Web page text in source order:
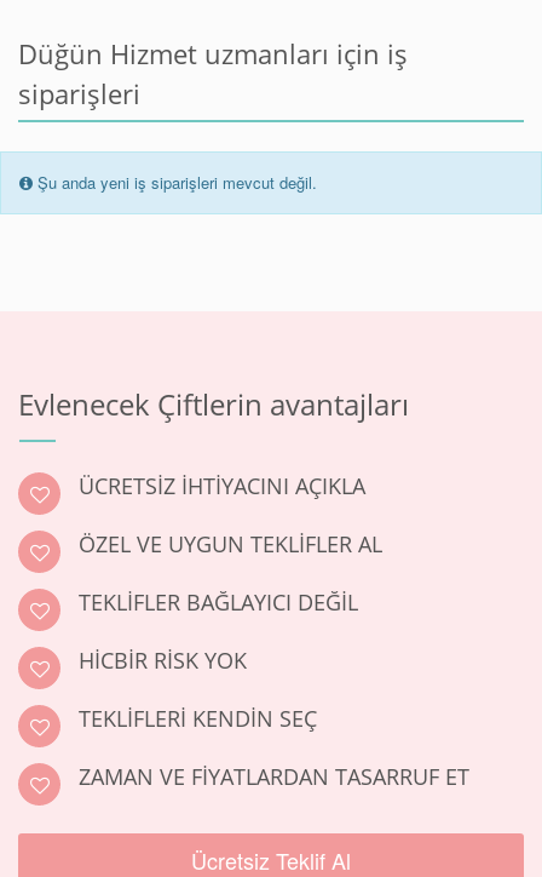
Düğün Hizmet uzmanları için iş
siparişleri
Şu anda yeni iş siparişleri mevcut değil.
Evlenecek Çiftlerin avantajları
ÜCRETSIZ IHTIYACINI AÇIKLA
ÖZEL VE UYGUN TEKLIFLER AL
TEKLIFLER BAĞLAYICI DEĞIL
HICBIR RISK YOK
TEKLIFLERI KENDIN SEÇ
ZAMAN VE FIYATLARDAN TASARRUF ET
Ücretsiz Teklif Al